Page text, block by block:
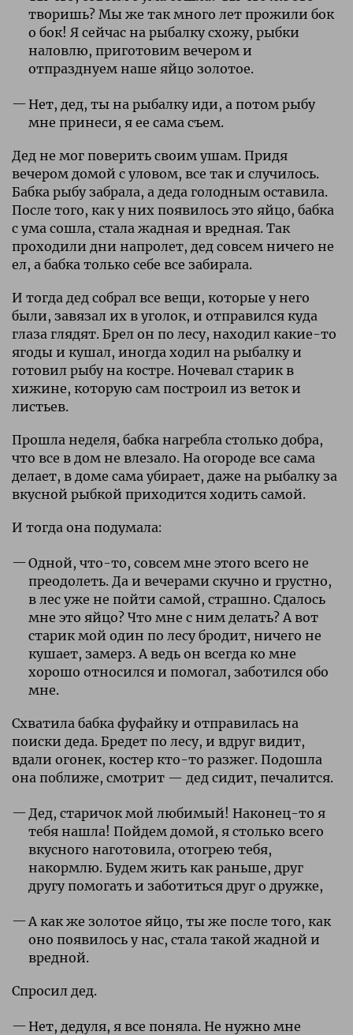
творишь? Мы же так много лет прожили бок
о бок! Я сейчас на рыбалку схожу, рыбки
наловлю, приготовим вечером и
отпразднуем наше яйцо золотое.
Нет, дед, ты на рыбалку иди, а потом рыбу
мне принеси, я ее сама съем.
Дед не мог поверить своим ушам. Придя
вечером домой с уловом, все так и случилось.
Бабка рыбу забрала, а деда голодным оставила.
После того, как у них появилось это яйцо, бабка
с ума сошла, стала жадная и вредная. Так
проходили дни напролет, дед совсем ничего не
ел, а бабка только себе все забирала.
И тогда дед собрал все вещи, которые у него
были, завязал их в уголок, и отправился куда
глаза глядят. Брел он по лесу, находил какие-то
ягоды и кушал, иногда ходил на рыбалку и
готовил рыбу на костре. Ночевал старик в
хижине, которую сам построил из веток и
листьев.
Прошла неделя, бабка нагребла столько добра,
что все в дом не влезало. На огороде все сама
делает, в доме сама убирает, даже на рыбалку за
вкусной рыбкой приходится ходить самой.
И тогда она подумала:
Одной, что-то, совсем мне этого всего не
преодолеть. Да и вечерами скучно и грустно,
в лес уже не пойти самой, страшно. Сдалось
мне это яйцо? Что мне с ним делать? А вот
старик мой один по лесу бродит, ничего не
кушает, замерз. А ведь он всегда ко мне
хорошо относился и помогал, заботился обо
мне.
Схватила бабка фуфайку и отправилась на
поиски деда. Бредет по лесу, и вдруг видит,
вдали огонек, костер кто-то разжег. Подошла
она поближе, смотрит — дед сидит, печалится.
Дед, старичок мой любимый! Наконец-то я
тебя нашла! Пойдем домой, я столько всего
вкусного наготовила, отогрею тебя,
накормлю. Будем жить как раньше, друг
другу помогать и заботиться друг о дружке,
А как же золотое яйцо, ты же после того, как
оно появилось у нас, стала такой жадной и
вредной.
Спросил дед.
Нет, дедуля, я все поняла. Не нужно мне